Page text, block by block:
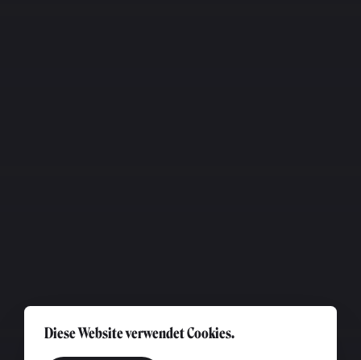
Diese Website verwendet Cookies.